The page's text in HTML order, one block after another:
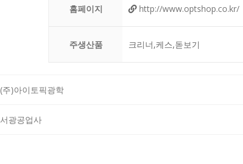
홈페이지 http://www.optshop.co.kr/
주생산품 크리너,케스,돋보기
(주)아이토픽광학
서광공업사